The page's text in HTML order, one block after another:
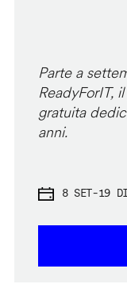
Parte a
ReadyForIT,
gratuita
anni.
8 SET-19